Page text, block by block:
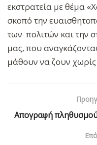
εκστρατεία με θέμα
σκοπό την
των πολιτών και την
μας, που
μάθουν να ζουν χωρίς
Απογραφή